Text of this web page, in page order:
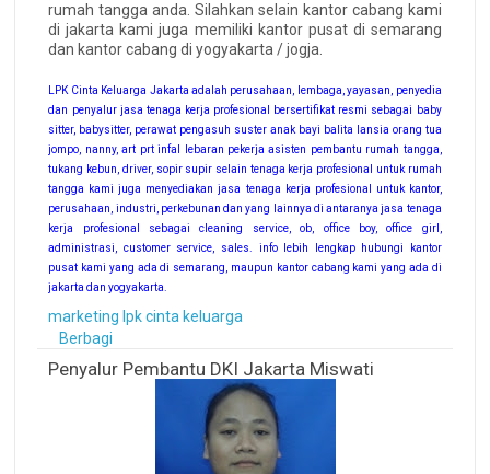
rumah tangga anda. Silahkan selain kantor cabang kami
di jakarta kami juga memiliki kantor pusat di semarang
dan kantor cabang di yogyakarta / jogja.
LPK Cinta Keluarga Jakarta adalah perusahaan, lembaga, yayasan, penyedia
dan penyalur jasa tenaga kerja profesional bersertifikat resmi sebagai baby
sitter, babysitter, perawat pengasuh suster anak bayi balita lansia orang tua
jompo, nanny, art prt infal lebaran pekerja asisten pembantu rumah tangga,
tukang kebun, driver, sopir supir selain tenaga kerja profesional untuk rumah
tangga kami juga menyediakan jasa tenaga kerja profesional untuk kantor,
perusahaan, industri, perkebunan dan yang lainnya di antaranya jasa tenaga
kerja profesional sebagai cleaning service, ob, office boy, office girl,
administrasi, customer service, sales. info lebih lengkap hubungi kantor
pusat kami yang ada di semarang, maupun kantor cabang kami yang ada di
jakarta dan yogyakarta.
marketing lpk cinta keluarga
Berbagi
Penyalur Pembantu DKI Jakarta Miswati